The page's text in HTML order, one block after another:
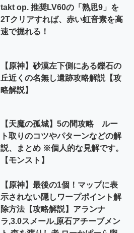
takt op. 推奨LV60の「熟思9」を
2Tクリアすれば、赤い虹音素を高
速で掘れる！
【原神】砂漠左下側にある鑠石の
丘近くの名無し遺跡攻略解説【攻
略解説】
【天魔の孤城】5の間攻略 ルー
ト取りのコツやパターンなどの解
説、まとめ ※個人的な見解です。
【モンスト】
【原神】最後の1個！マップに表
示されない隠しワープポイント解
除方法【攻略解説】アランナ
ラ,3.0スメール,原石アチーブメン